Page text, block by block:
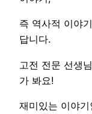
즉 역사적 이야
답니다.
고전 전문 선생
가 봐요!
재미있는 이야